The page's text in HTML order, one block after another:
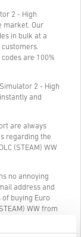
2 - High
market. Our
in bulk at a
are 100%
2 - High
and
are always
regarding the
(STEAM) WW
no annoying
address and
buying Euro
WW from